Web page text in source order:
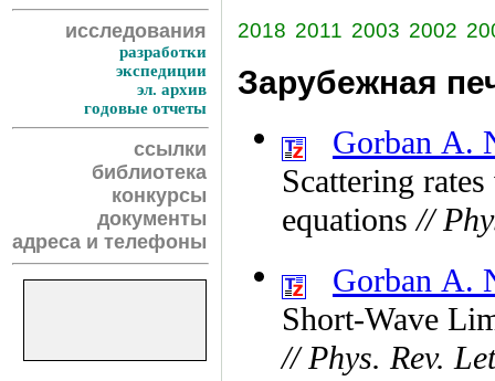
исследования
разработки
экспедиции
эл. архив
годовые отчеты
ссылки
библиотека
конкурсы
документы
адреса и телефоны
2018 2011 2003 2002
Зарубежная
Gorban A.
Scattering
equations//
Gorban A.
Short-Wave
// Phys. Rev.